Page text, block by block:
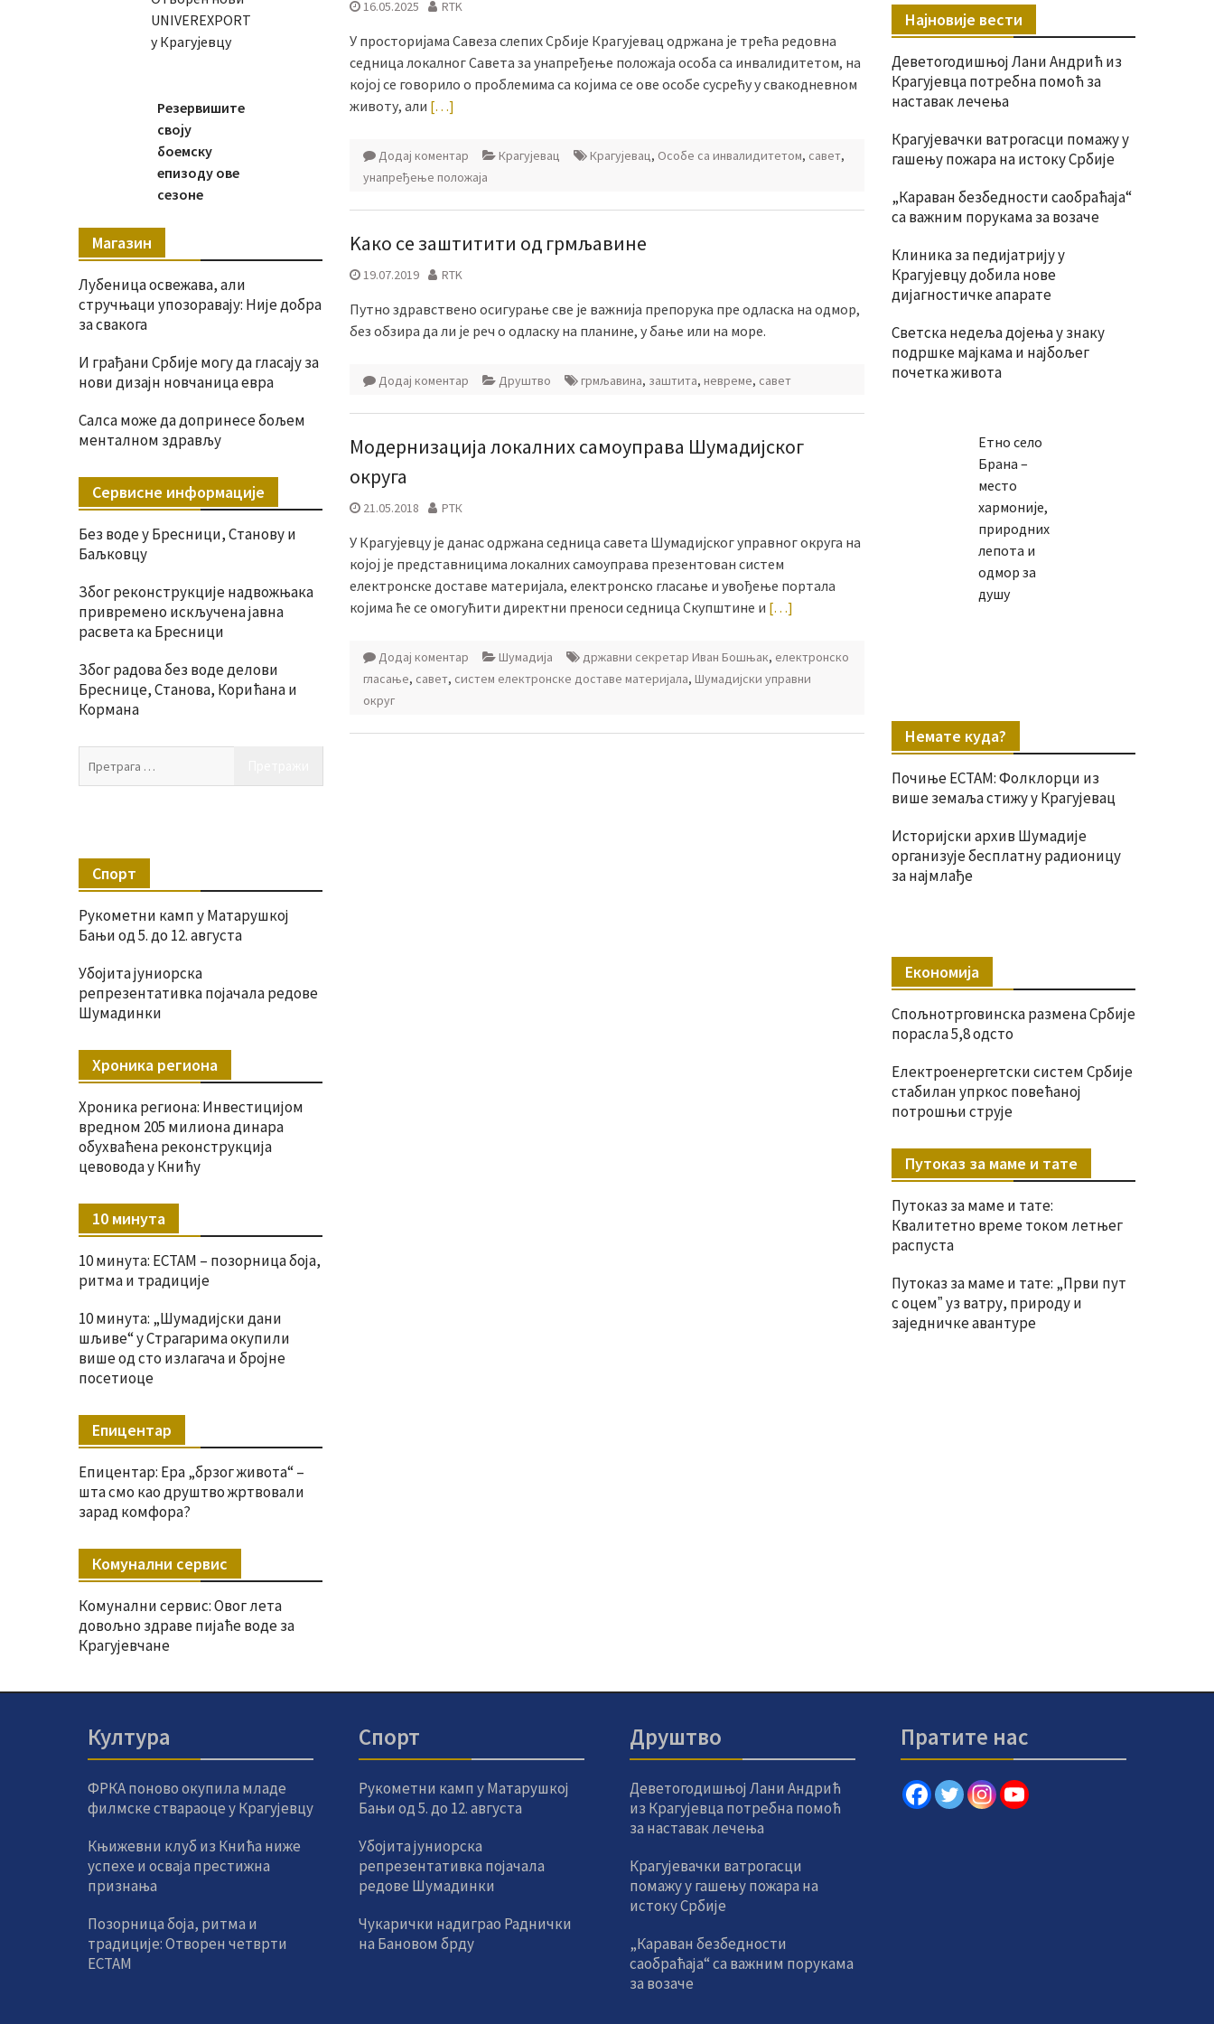
16.05.2025 RTK
У просторијама Савеза слепих Србије Крагујевац одржана је трећа редовна
седница локалног Савета за унапређење положаја особа са инвалидитетом, на
којој се говорило о проблемима са којима се ове особе сусрећу у свакодневном
животу, али […]
Додај коментар Крагујевац Крагујевац, Особе са инвалидитетом, савет,
унапређење положаја
Kако се заштитити од грмљавине
19.07.2019 RTK
Путно здравствено осигурање све је важнија препорука пре одласка на одмор,
без обзира да ли је реч о одласку на планине, у бање или на море.
Додај коментар Друштво грмљавина, заштита, невреме, савет
Модернизација локалних самоуправа Шумадијског
округа
21.05.2018 РТК
У Крагујевцу је данас одржана седница савета Шумадијског управног округа на
којој је представницима локалних самоуправа презентован систем
електронске доставе материјала, електронско гласање и увођење портала
којима ће се омогућити директни преноси седница Скупштине и […]
Додај коментар Шумадија државни секретар Иван Бошњак, електронско
гласање, савет, систем електронске доставе материјала, Шумадијски управни
округ
Најновије вести
Деветогодишњој Лани Андрић из
Крагујевца потребна помоћ за
наставак лечења
Крагујевачки ватрогасци помажу у
гашењу пожара на истоку Србије
„Караван безбедности саобраћаја“
са важним порукама за возаче
Клиника за педијатрију у
Крагујевцу добила нове
дијагностичке апарате
Светска недеља дојења у знаку
подршке мајкама и најбољег
почетка живота
Етно село
Брана –
место
хармоније,
природних
лепота и
одмор за
душу
Немате куда?
Почиње ЕСТАМ: Фолклорци из
више земаља стижу у Крагујевац
Историјски архив Шумадије
организује бесплатну радионицу
за најмлађе
Економија
Спољнотрговинска размена Србије
порасла 5,8 одсто
Електроенергетски систем Србије
стабилан упркос повећаној
потрошњи струје
Путоказ за маме и тате
Путоказ за маме и тате:
Квалитетно време током летњег
распуста
Путоказ за маме и тате: „Први пут
с оцемˮ уз ватру, природу и
заједничке авантуре
UNIVEREXPORT
у Крагујевцу
Резервишите
своју
боемску
епизоду ове
сезоне
Магазин
Лубеница освежава, али
стручњаци упозоравају: Није добра
за свакога
И грађани Србије могу да гласају за
нови дизајн новчаница евра
Салса може да допринесе бољем
менталном здрављу
Сервисне информације
Без воде у Бресници, Станову и
Баљковцу
Због реконструкције надвожњака
привремено искључена јавна
расвета ка Бресници
Због радова без воде делови
Бреснице, Станова, Корићана и
Кормана
Спорт
Рукометни камп у Матарушкој
Бањи од 5. до 12. августа
Убојита јуниорска
репрезентативка појачала редове
Шумадинки
Хроника региона
Хроника региона: Инвестицијом
вредном 205 милиона динара
обухваћена реконструкција
цевовода у Книћу
10 минута
10 минута: ЕСТАМ – позорница боја,
ритма и традиције
10 минута: „Шумадијски дани
шљиве“ у Страгарима окупили
више од сто излагача и бројне
посетиоце
Епицентар
Епицентар: Ера „брзог живота“ –
шта смо као друштво жртвовали
зарад комфора?
Комунални сервис
Комунални сервис: Овог лета
довољно здраве пијаће воде за
Крагујевчане
Култура
ФРКА поново окупила младе
филмске ствараоце у Крагујевцу
Књижевни клуб из Кнића ниже
успехе и осваја престижна
признања
Позорница боја, ритма и
традиције: Отворен четврти
ЕСТАМ
Спорт
Рукометни камп у Матарушкој
Бањи од 5. до 12. августа
Убојита јуниорска
репрезентативка појачала
редове Шумадинки
Чукарички надиграо Раднички
на Бановом брду
Друштво
Деветогодишњој Лани Андрић
из Крагујевца потребна помоћ
за наставак лечења
Крагујевачки ватрогасци
помажу у гашењу пожара на
истоку Србије
„Караван безбедности
саобраћаја“ са важним порукама
за возаче
Пратите нас